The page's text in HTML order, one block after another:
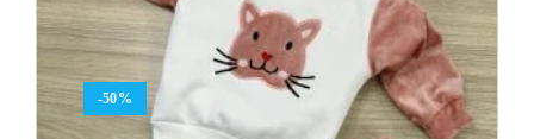
-50%